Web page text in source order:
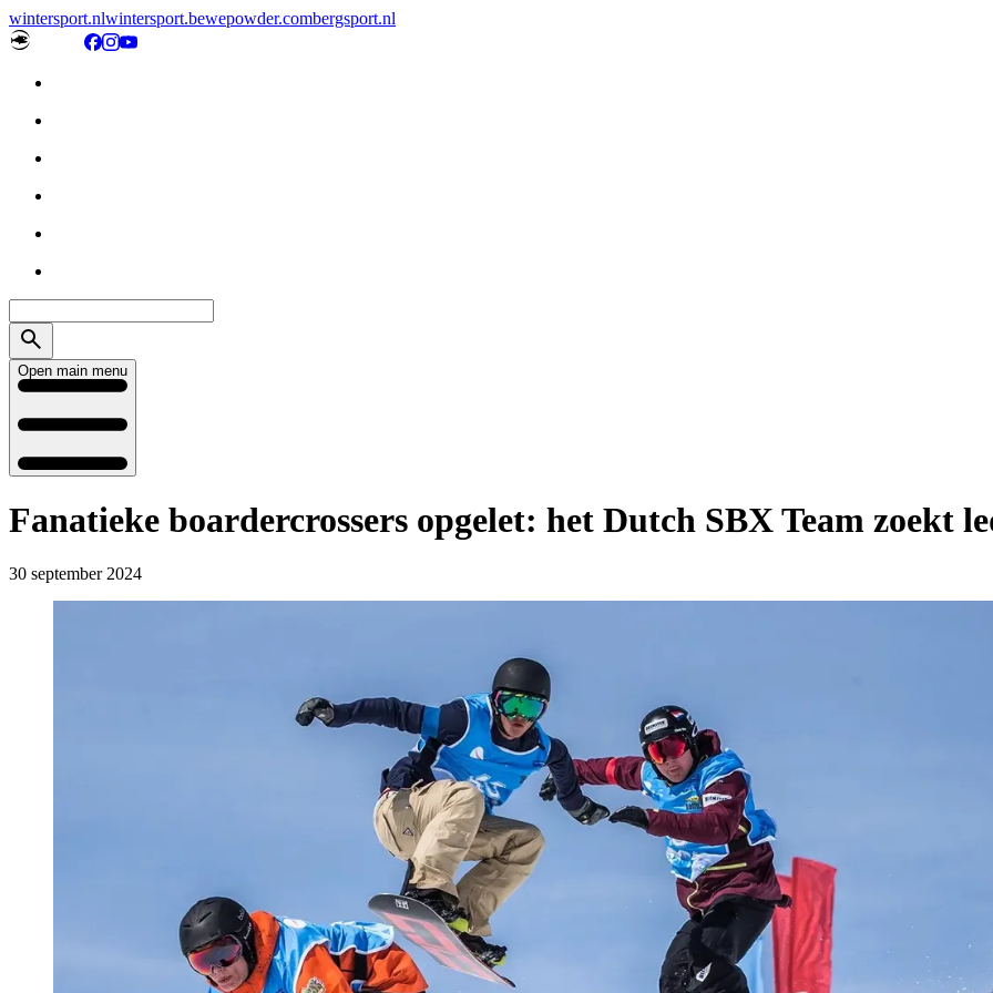
wintersport.nlwintersport.bewepowder.combergsport.nl
Open main menu
Fanatieke boardercrossers opgelet: het Dutch SBX Team zoekt
30 september 2024